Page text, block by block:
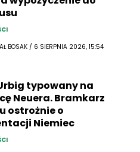
BOSAK / 6 SIERPNIA 2026, 15:54
typowany na
Neuera. Bramkarz
ostrożnie o
Niemiec